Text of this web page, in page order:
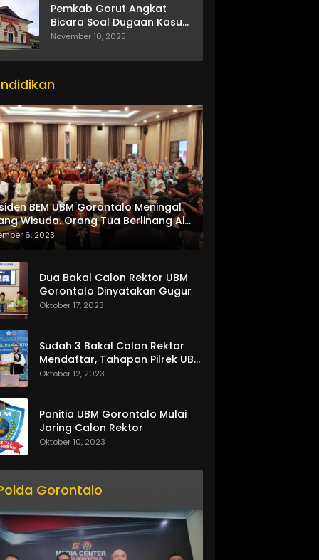
Pemkab Gorut Angkat
Bicara Soal Dugaan Kasus
Asusila Oknum ASN
November 10, 2025
BEM UBM Gorontalo Meningal
Wisuda. Orang Tua Berlinang Air
Menerima SKL dan Pemasangan
6, 2023
Dua Bakal Calon Rektor UBM
Gorontalo Dinyatakan Gugur
Oktober 17, 2023
Sudah 3 Bakal Calon Rektor
Mendaftar, Tahapan Pilrek UBM
Gorontalo Makin Seru
Oktober 12, 2023
Panitia UBM Gorontalo Mulai
Jaring Calon Rektor
Oktober 10, 2023
Gorontalo